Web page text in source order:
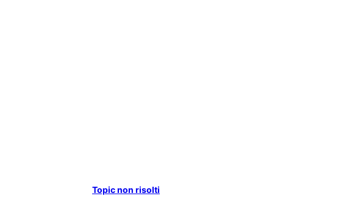
Topic non risolti